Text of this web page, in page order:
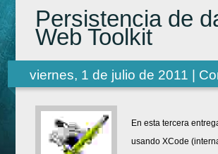
Persistencia de
Web Toolkit
viernes, 1 de julio de 2011 |
En esta tercera
usando XCode